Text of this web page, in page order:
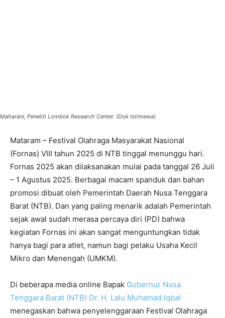
Maharani, Peneliti Lombok Research Center. (Dok Istimewa)
Mataram – Festival Olahraga Masyarakat Nasional
(Fornas) VIII tahun 2025 di NTB tinggal menunggu hari.
Fornas 2025 akan dilaksanakan mulai pada tanggal 26 Juli
– 1 Agustus 2025. Berbagai macam spanduk dan bahan
promosi dibuat oleh Pemerintah Daerah Nusa Tenggara
Barat (NTB). Dan yang paling menarik adalah Pemerintah
sejak awal sudah merasa percaya diri (PD) bahwa
kegiatan Fornas ini akan sangat menguntungkan tidak
hanya bagi para atlet, namun bagi pelaku Usaha Kecil
Mikro dan Menengah (UMKM).
Di beberapa media online Bapak Gubernur Nusa
Tenggara Barat (NTB) Dr. H. Lalu Muhamad Iqbal
menegaskan bahwa penyelenggaraan Festival Olahraga